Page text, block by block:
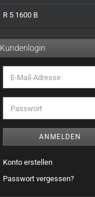
R 5 1600 B
Kundenlogin
E-
Mail-
Adresse
Passwort
ANMELDEN
Konto erstellen
Passwort vergessen?